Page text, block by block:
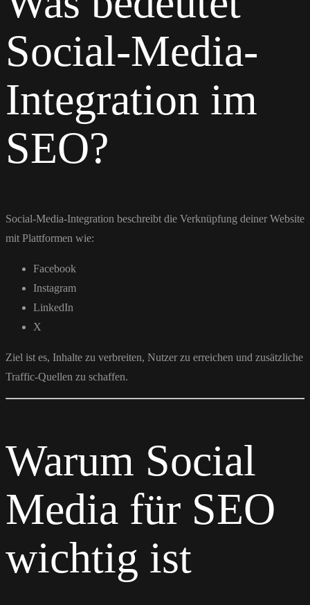
Social-Media-
Integration im
SEO?
Social-Media-Integration beschreibt die Verknüpfung deiner Website
mit Plattformen wie:
Facebook
Instagram
LinkedIn
X
Ziel ist es, Inhalte zu verbreiten, Nutzer zu erreichen und zusätzliche
Traffic-Quellen zu schaffen.
Warum Social
Media für SEO
wichtig ist